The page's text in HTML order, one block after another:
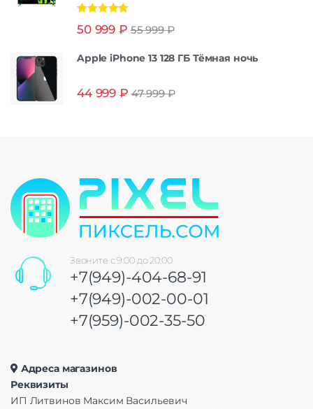
из 5
50 999 ₽ 55 999₽
Apple iPhone 13 128 ГБ Тёмная ночь
44 999 ₽ 47 999₽
Звоните с 9:00 до 20:00
+7(949)-404-68-91
+7(949)-002-00-01
+7(959)-002-35-50
Адреса магазинов
Реквизиты
ИП Литвинов Максим Васильевич